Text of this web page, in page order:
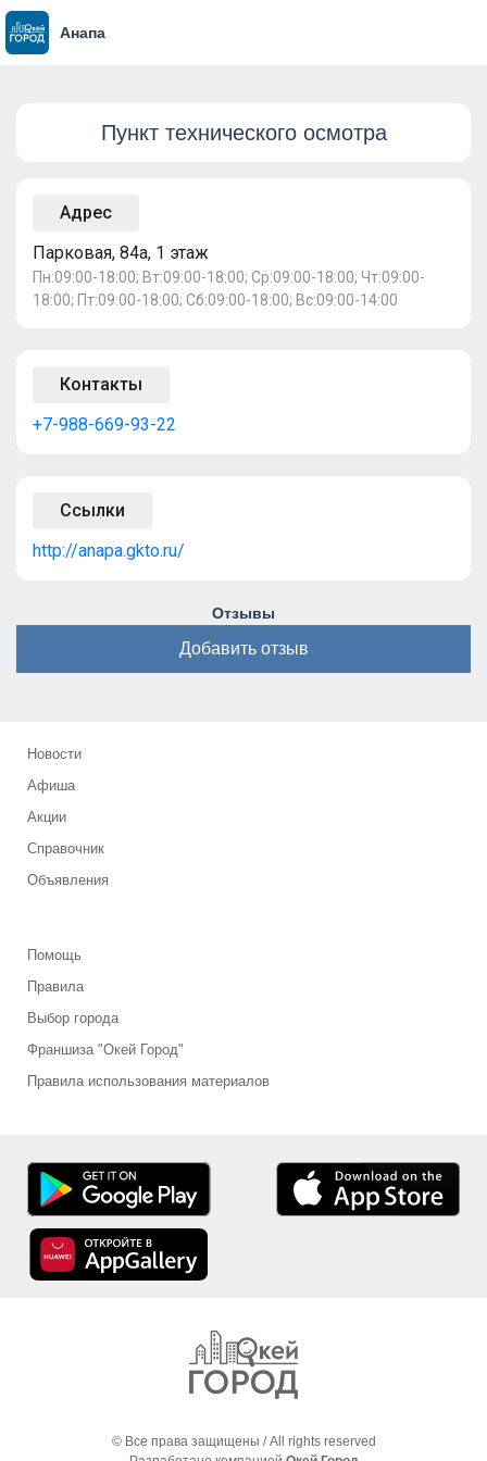
Анапа
Пункт технического осмотра
Адрес
Парковая, 84а, 1 этаж
Пн:09:00-18:00; Вт:09:00-18:00; Ср:09:00-18:00; Чт:09:00-
18:00; Пт:09:00-18:00; Сб:09:00-18:00; Вс:09:00-14:00
Контакты
+7-988-669-93-22
Ссылки
http://anapa.gkto.ru/
Отзывы
Добавить отзыв
Новости
Афиша
Акции
Справочник
Объявления
Помощь
Правила
Выбор города
Франшиза "Окей Город"
Правила использования материалов
© Все права защищены / All rights reserved